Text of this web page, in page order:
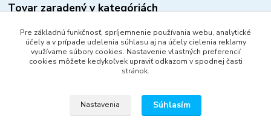
Tovar zaradený v kategóriách
Video príslušenstvo pre DSLR
Statívy, stativové hlavy
Video stabilizátory
Pre základnú funkčnosť, spríjemnenie používania webu, analytické
účely a v prípade udelenia súhlasu aj na účely cielenia reklamy
využívame súbory cookies. Nastavenie vlastných preferencií
cookies môžete kedykoľvek upraviť odkazom v spodnej časti
stránok.
Nastavenia Súhlasím